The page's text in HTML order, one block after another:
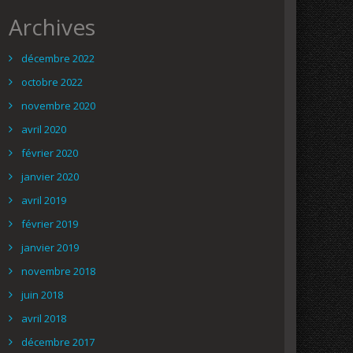
Archives
décembre 2022
octobre 2022
novembre 2020
avril 2020
février 2020
janvier 2020
avril 2019
février 2019
janvier 2019
novembre 2018
juin 2018
avril 2018
décembre 2017